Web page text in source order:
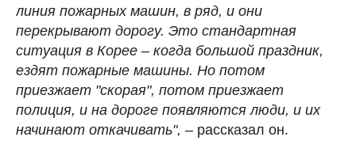
линия пожарных машин, в ряд, и они
перекрывают дорогу. Это стандартная
ситуация в Корее – когда большой праздник,
ездят пожарные машины. Но потом
приезжает "скорая", потом приезжает
полиция, и на дороге появляются люди, и их
начинают откачивать", – рассказал он.